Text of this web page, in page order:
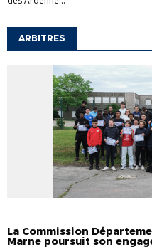
ARBITRES
La Commission
Marne poursuit son